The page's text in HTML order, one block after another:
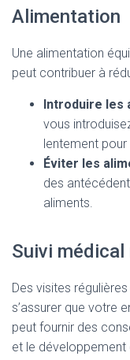
Alimentation
Une alimentation
peut contribuer à
Introduire les
vous
lentement pour
Éviter les
des
aliments.
Suivi médical
Des visites
s’assurer que votre
peut fournir des
et le développement